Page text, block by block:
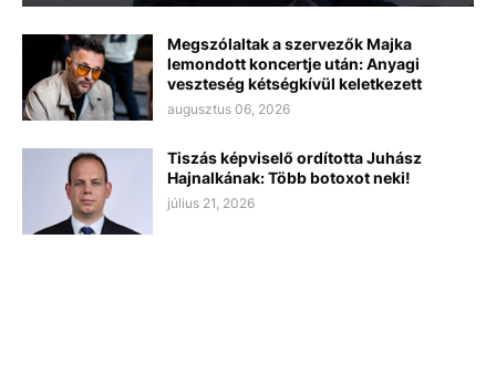
Megszólaltak a szervezők Majka
lemondott koncertje után: Anyagi
veszteség kétségkívül keletkezett
augusztus 06, 2026
Tiszás képviselő ordította Juhász
Hajnalkának: Több botoxot neki!
július 21, 2026